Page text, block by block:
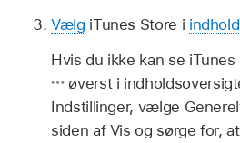
Vælg iTunes Store i
Hvis du ikke kan se
øverst i
Indstillinger, vælge
siden af Vis og sørge for,